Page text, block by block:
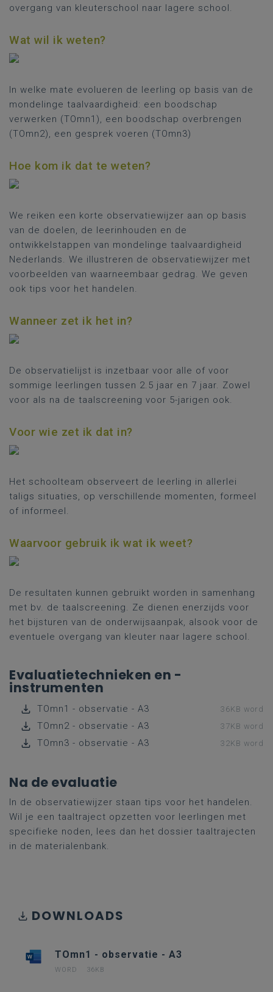
overgang van kleuterschool naar lagere school.
Wat wil ik weten?
In welke mate evolueren de leerling op basis van de
mondelinge taalvaardigheid: een boodschap
verwerken (TOmn1), een boodschap overbrengen
(TOmn2), een gesprek voeren (TOmn3)
Hoe kom ik dat te weten?
We reiken een korte observatiewijzer aan op basis
van de doelen, de leerinhouden en de
ontwikkelstappen van mondelinge taalvaardigheid
Nederlands. We illustreren de observatiewijzer met
voorbeelden van waarneembaar gedrag. We geven
ook tips voor het handelen.
Wanneer zet ik het in?
De observatielijst is inzetbaar voor alle of voor
sommige leerlingen tussen 2.5 jaar en 7 jaar. Zowel
voor als na de taalscreening voor 5-jarigen ook.
Voor wie zet ik dat in?
Het schoolteam observeert de leerling in allerlei
taligs situaties, op verschillende momenten, formeel
of informeel.
Waarvoor gebruik ik wat ik weet?
De resultaten kunnen gebruikt worden in samenhang
met bv. de taalscreening. Ze dienen enerzijds voor
het bijsturen van de onderwijsaanpak, alsook voor de
eventuele overgang van kleuter naar lagere school.
Evaluatietechnieken en -
instrumenten
TOmn1 - observatie - A3 36KB word
TOmn2 - observatie - A3 37KB word
TOmn3 - observatie - A3 32KB word
Na de evaluatie
In de observatiewijzer staan tips voor het handelen.
Wil je een taaltraject opzetten voor leerlingen met
specifieke noden, lees dan het dossier taaltrajecten
in de materialenbank.
DOWNLOADS
TOmn1 - observatie - A3
WORD 36KB